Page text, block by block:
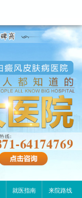
就医指南 来院路线